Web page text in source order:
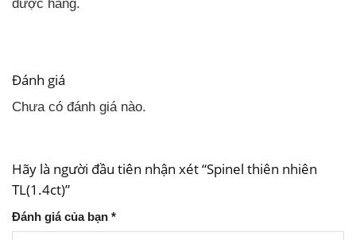
được hàng.
Đánh giá
Chưa có đánh giá nào.
Hãy là người đầu tiên nhận xét “Spinel thiên nhiên
TL(1.4ct)”
Đánh giá của bạn *